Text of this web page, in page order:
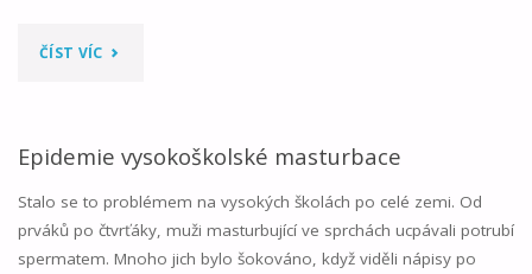
ČÍST VÍC"ODPORNÉ
Epidemie vysokoškolské masturbace
Stalo se to problémem na vysokých školách po celé zemi. Od
prváků po čtvrťáky, muži masturbující ve sprchách ucpávali potrubí
spermatem. Mnoho jich bylo šokováno, když viděli nápisy po